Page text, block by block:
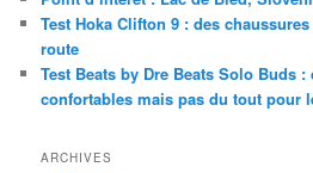
Test Hoka Clifton 9 : des
route
Test Beats by Dre Beats Solo Buds
confortables mais pas du tout pour
ARCHIVES